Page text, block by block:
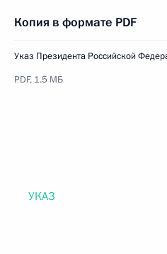
Копия в формате PDF
Указ Президента Российской
PDF, 1.5 МБ
УКАЗ